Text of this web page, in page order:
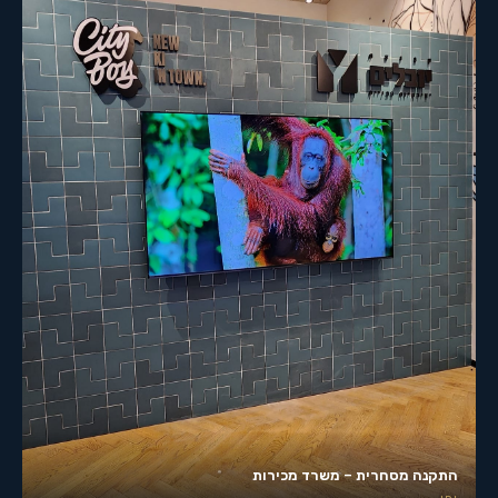
התקנה מסחרית – משרד מכירות